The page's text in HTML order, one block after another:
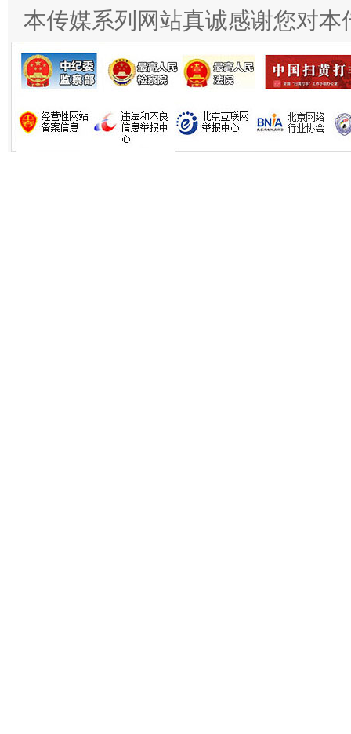
习近平的博鳌关键词
魏明亮
本传媒系列网站真诚感谢您对